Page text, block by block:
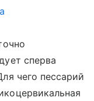
сперва
чего пессарий